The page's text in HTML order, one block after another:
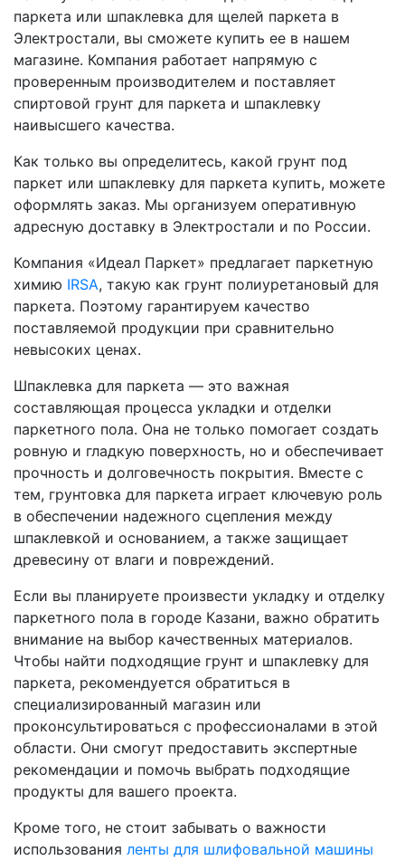
паркета или шпаклевка для щелей паркета в
Электростали, вы сможете купить ее в нашем
магазине. Компания работает напрямую с
проверенным производителем и поставляет
спиртовой грунт для паркета и шпаклевку
наивысшего качества.
Как только вы определитесь, какой грунт под
паркет или шпаклевку для паркета купить, можете
оформлять заказ. Мы организуем оперативную
адресную доставку в Электростали и по России.
Компания «Идеал Паркет» предлагает паркетную
химию IRSA, такую как грунт полиуретановый для
паркета. Поэтому гарантируем качество
поставляемой продукции при сравнительно
невысоких ценах.
Шпаклевка для паркета — это важная
составляющая процесса укладки и отделки
паркетного пола. Она не только помогает создать
ровную и гладкую поверхность, но и обеспечивает
прочность и долговечность покрытия. Вместе с
тем, грунтовка для паркета играет ключевую роль
в обеспечении надежного сцепления между
шпаклевкой и основанием, а также защищает
древесину от влаги и повреждений.
Если вы планируете произвести укладку и отделку
паркетного пола в городе Казани, важно обратить
внимание на выбор качественных материалов.
Чтобы найти подходящие грунт и шпаклевку для
паркета, рекомендуется обратиться в
специализированный магазин или
проконсультироваться с профессионалами в этой
области. Они смогут предоставить экспертные
рекомендации и помочь выбрать подходящие
продукты для вашего проекта.
Кроме того, не стоит забывать о важности
использования ленты для шлифовальной машины